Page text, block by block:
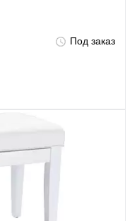
Под заказ